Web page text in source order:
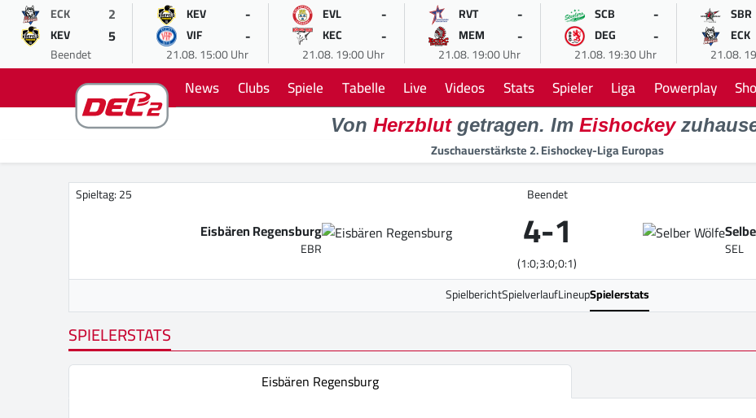
ECK 2
KEV 5
Beendet
KEV -
VIF -
21.08. 15:00 Uhr
EVL -
KEC -
21.08. 19:00 Uhr
RVT -
MEM -
21.08. 19:00 Uhr
SCB -
DEG -
21.08. 19:30 Uhr
SBR
ECK
21.08.
News Clubs Spiele Tabelle Live Videos Stats Spieler Liga Powerplay
Von Herzblutgetragen. Im Eishockey
Zuschauerstärkste 2. Eishockey-Liga Europas
Spieltag: 25 Beendet
Eisbären Regensburg
EBR 4-1
(1:0;3:0;0:1)
SEL
SpielberichtSpielverlaufLineupSpielerstats
SPIELERSTATS
Eisbären Regensburg